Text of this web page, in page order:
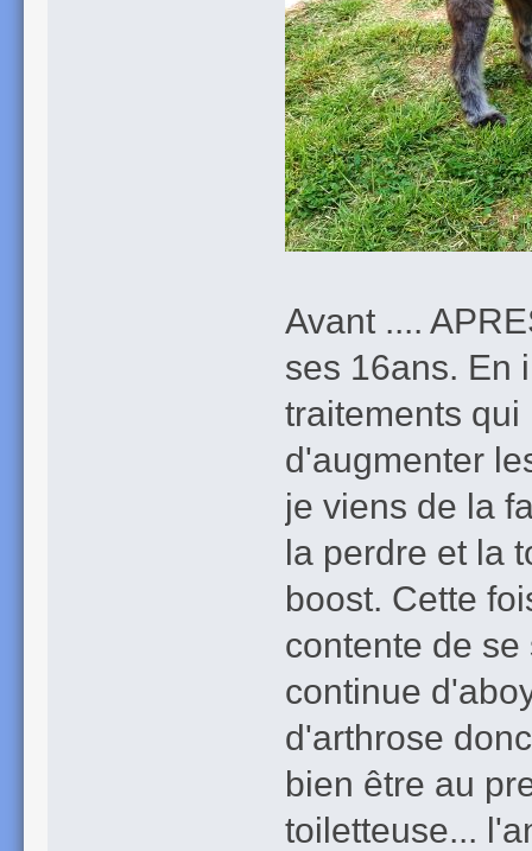
Avant ....
ses 16ans. En
traitements
d'augmenter
je viens de la
la perdre et la
boost. Cette
contente de
continue
d'arthrose
bien être au
toiletteuse...